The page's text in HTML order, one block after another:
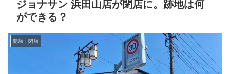
ジョナサン 浜田山店が閉店に。跡地は何
ができる？
開店・閉店